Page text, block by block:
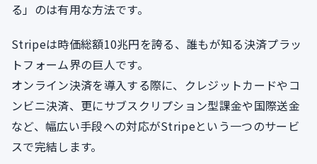
る」のは有用な方法です。
Stripeは時価総額10兆円を誇る、誰もが知る決済プラッ
トフォーム界の巨人です。
オンライン決済を導入する際に、クレジットカードやコ
ンビニ決済、更にサブスクリプション型課金や国際送金
など、幅広い手段への対応がStripeという一つのサービ
スで完結します。